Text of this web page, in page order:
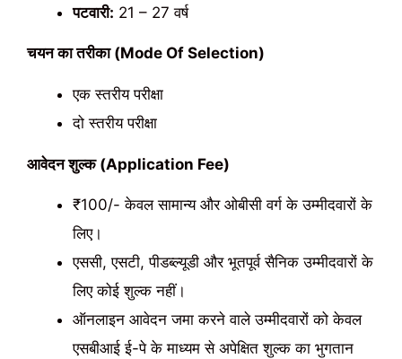
पटवारी: 21 – 27 वर्ष
चयन का तरीका (Mode Of Selection)
एक स्तरीय परीक्षा
दो स्तरीय परीक्षा
आवेदन शुल्क (Application Fee)
₹100/- केवल सामान्य और ओबीसी वर्ग के उम्मीदवारों के
लिए।
एससी, एसटी, पीडब्ल्यूडी और भूतपूर्व सैनिक उम्मीदवारों के
लिए कोई शुल्क नहीं।
ऑनलाइन आवेदन जमा करने वाले उम्मीदवारों को केवल
एसबीआई ई-पे के माध्यम से अपेक्षित शुल्क का भुगतान